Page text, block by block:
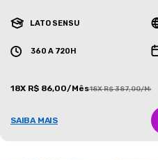
LATO SENSU
360 A 720H
18X R$ 86,00/Mês18X R$ 387,00/Mês
SAIBA MAIS